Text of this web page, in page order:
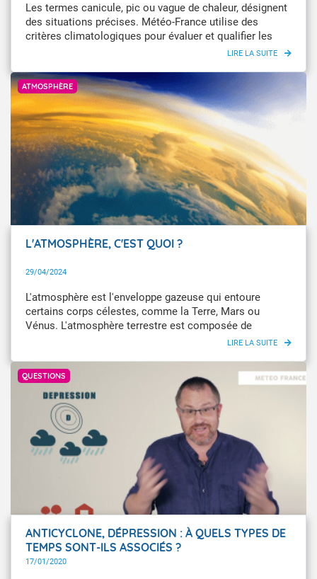
Les termes canicule, pic ou vague de chaleur, désignent
des situations précises. Météo-France utilise des
critères climatologiques pour évaluer et qualifier les
épisodes de chaleur qui peuvent avoir des impacts
ATMOSPHÈRE
Getty Images
L'ATMOSPHÈRE, C'EST QUOI ?
29/04/2024
L'atmosphère est l'enveloppe gazeuse qui entoure
certains corps célestes, comme la Terre, Mars ou
Vénus. L'atmosphère terrestre est composée de
plusieurs couches, définies par leur profil vertical de
QUESTIONS
ANTICYCLONE, DÉPRESSION : À QUELS TYPES DE
TEMPS SONT-ILS ASSOCIÉS ?
17/01/2020